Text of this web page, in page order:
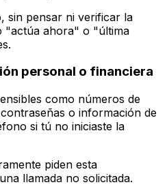
sin pensar ni verificar la
"actúa ahora" o "última
personal o financiera
como números de
o información de
si tú no iniciaste la
piden esta
llamada no solicitada.